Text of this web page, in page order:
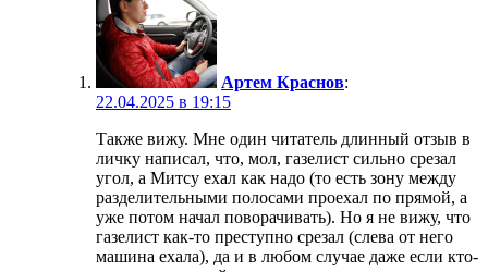
Артем Краснов:
22.04.2025 в 19:15
Также вижу. Мне один читатель длинный отзыв в
личку написал, что, мол, газелист сильно срезал
угол, а Митсу ехал как надо (то есть зону между
разделительными полосами проехал по прямой, а
уже потом начал поворачивать). Но я не вижу, что
газелист как-то преступно срезал (слева от него
машина ехала), да и в любом случае даже если кто-